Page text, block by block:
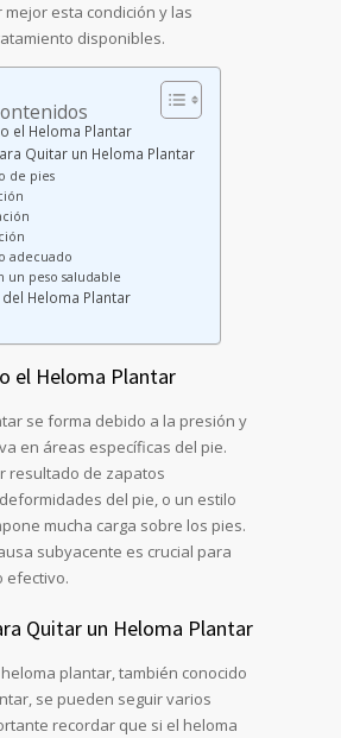
esta condición y las
disponibles.
el Heloma Plantar
Quitar un Heloma Plantar
de pies
adecuado
un peso saludable
Heloma Plantar
el Heloma Plantar
se forma debido a la presión y
en áreas específicas del pie.
resultado de zapatos
del pie, o un estilo
mucha carga sobre los pies.
subyacente es crucial para
efectivo.
Quitar un Heloma Plantar
plantar, también conocido
se pueden seguir varios
recordar que si el heloma